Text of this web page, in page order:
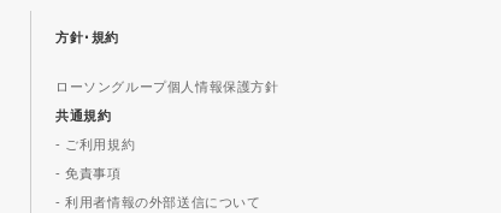
方針･規約
ローソングループ個人情報保護方針
共通規約
- ご利用規約
- 免責事項
- 利用者情報の外部送信について